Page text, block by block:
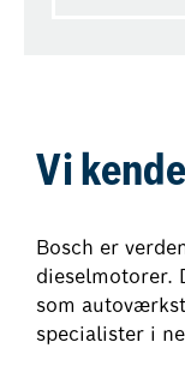
Vi
Bosch er
dieselmotorer.
som
specialister i